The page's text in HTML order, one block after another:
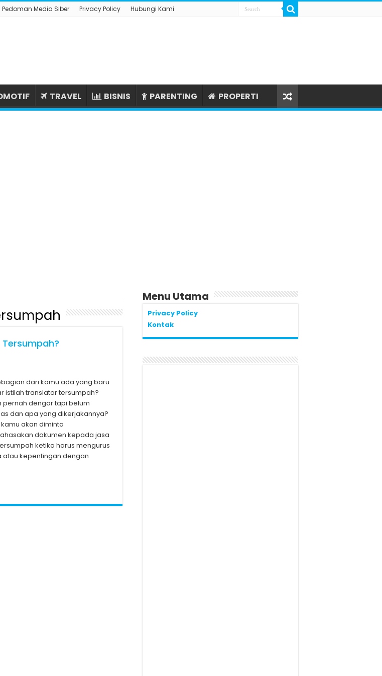
Pedoman Media Siber Privacy Policy Hubungi Kami
TRAVEL BISNIS PARENTING PROPERTI
dari kamu ada yang baru
istilah translator tersumpah?
pernah dengar tapi belum
dan apa yang dikerjakannya?
akan diminta
dokumen kepada jasa
ketika harus mengurus
atau kepentingan dengan
Menu Utama
Privacy Policy
Kontak